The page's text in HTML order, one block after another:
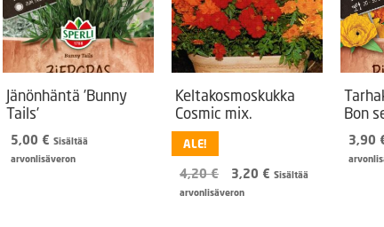
Jänönhäntä ’Bunny
Tails’
5,00 € Sisältää
arvonlisäveron
Keltakosmoskukka
Cosmic mix.
ALE!
4,20€
Alkuperäinen
hinta
3,20 € Nykyinen
Sisältää
arvonlisäveron
Bon
3,90